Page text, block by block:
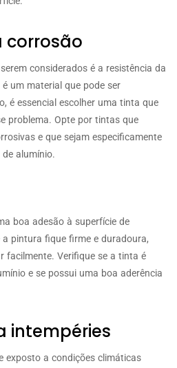
corrosão
considerados é a resistência da
um material que pode ser
é essencial escolher uma tinta que
problema. Opte por tintas que
e que sejam especificamente
alumínio.
boa adesão à superfície de
pintura fique firme e duradoura,
facilmente. Verifique se a tinta é
e se possui uma boa aderência
intempéries
exposto a condições climáticas